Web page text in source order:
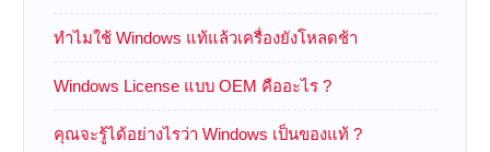
ทำไมใช้ Windows แท้แล้วเครื่องยังโหลดช้า
Windows License แบบ OEM คืออะไร ?
คุณจะรู้ได้อย่างไรว่า Windows เป็นของแท้ ?